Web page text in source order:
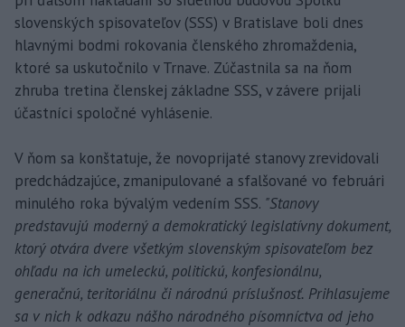
slovenských spisovateľov (SSS) v Bratislave boli dnes
hlavnými bodmi rokovania členského zhromaždenia,
ktoré sa uskutočnilo v Trnave. Zúčastnila sa na ňom
zhruba tretina členskej základne SSS, v závere prijali
účastníci spoločné vyhlásenie.
V ňom sa konštatuje, že novoprijaté stanovy zrevidovali
predchádzajúce, zmanipulované a sfalšované vo februári
minulého roka bývalým vedením SSS. "Stanovy
predstavujú moderný a demokratický legislatívny dokument,
ktorý otvára dvere všetkým slovenským spisovateľom bez
ohľadu na ich umeleckú, politickú, konfesionálnu,
generačnú, teritoriálnu či národnú príslušnosť. Prihlasujeme
sa v nich k odkazu nášho národného písomníctva od jeho